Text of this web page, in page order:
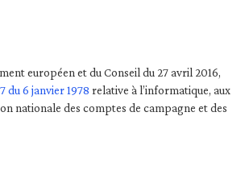
européen et du Conseil du 27 avril 2016,
du 6 janvier 1978 relative à l’informatique, aux
nationale des comptes de campagne et des